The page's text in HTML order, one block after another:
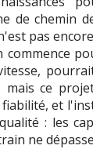
de chemin
pas
ce
et
: les
ne